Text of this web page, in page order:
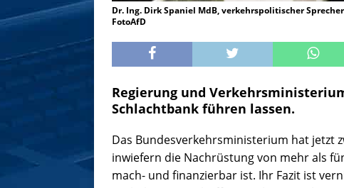
Dr. Ing. Dirk Spaniel MdB, verkehrspolitischer
FotoAfD
Regierung und
Schlachtbank führen lassen.
Das Bundesverkehrsministerium hat jetzt
inwiefern die Nachrüstung von mehr als
mach- und finanzierbar ist. Ihr Fazit ist